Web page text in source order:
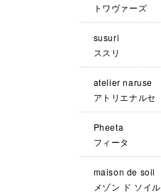
トワヴァーズ
susuri
ススリ
atelier naruse
アトリエナルセ
Pheeta
フィータ
maison de soil
メゾン ド ソイル